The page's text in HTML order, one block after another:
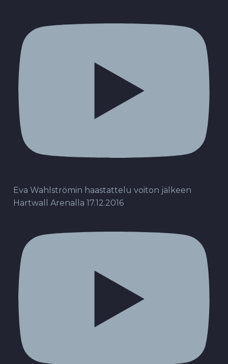
Eva Wahlströmin haastattelu voiton jälkeen
Hartwall Arenalla 17.12.2016